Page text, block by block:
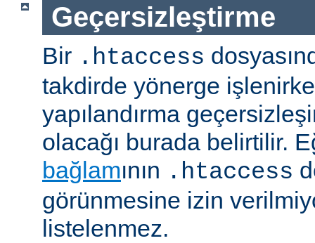
Geçersizleştirme
Bir .htaccess
takdirde yönerge
yapılandırma
olacağı burada belirtilir.
bağlamının .htaccess
görünmesine izin
listelenmez.